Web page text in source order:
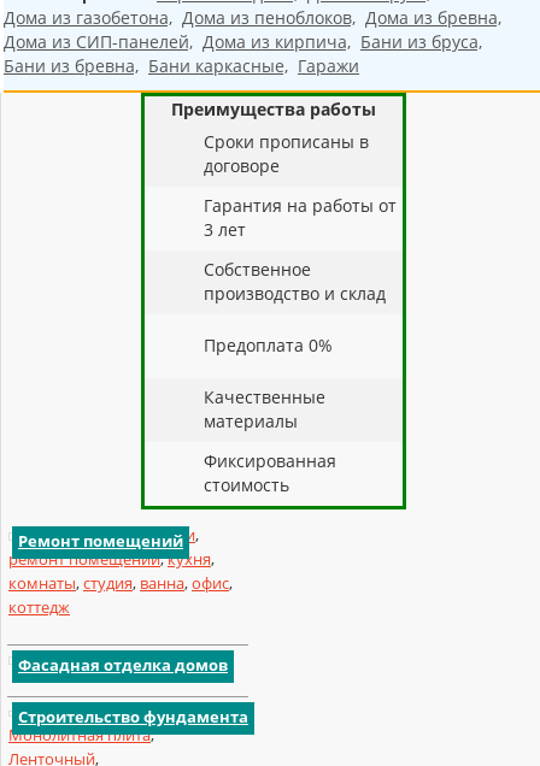
Дома из газобетона, Дома из пеноблоков, Дома из бревна,
Дома из СИП-панелей, Дома из кирпича, Бани из бруса,
Бани из бревна, Бани каркасные, Гаражи
Преимущества работы
Cроки прописаны в
договоре
Гарантия на работы от
3 лет
Собственное
производство и склад
Предоплата 0%
Качественные
материалы
Фиксированная
стоимость
Ремонт помещений
Ремонт квартир,статьи,
ремонт помещений,кухня,
комнаты,студия, ванна,офис,
коттедж
Фасадная отделка домов
Строительство фундамента
Под ключ,Свайный,
Монолитная плита,
Ленточный,